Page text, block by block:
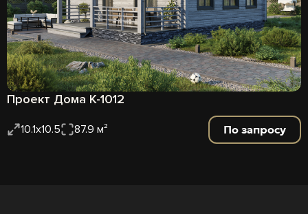
Проект Дома К-1012
10.1x10.5 87.9 м² По запросу